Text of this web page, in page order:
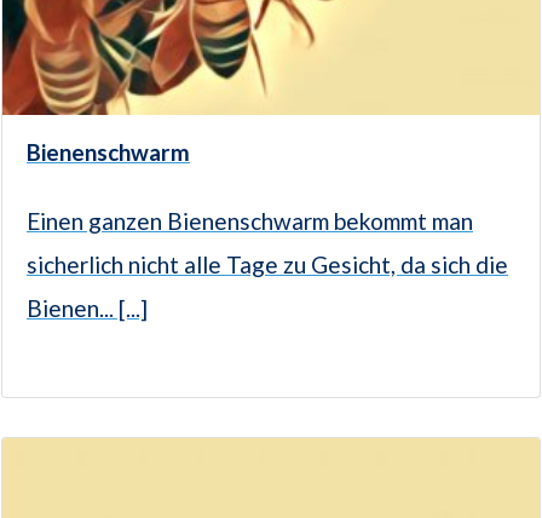
Bienenschwarm
Einen ganzen Bienenschwarm bekommt man
sicherlich nicht alle Tage zu Gesicht, da sich die
Bienen... [...]